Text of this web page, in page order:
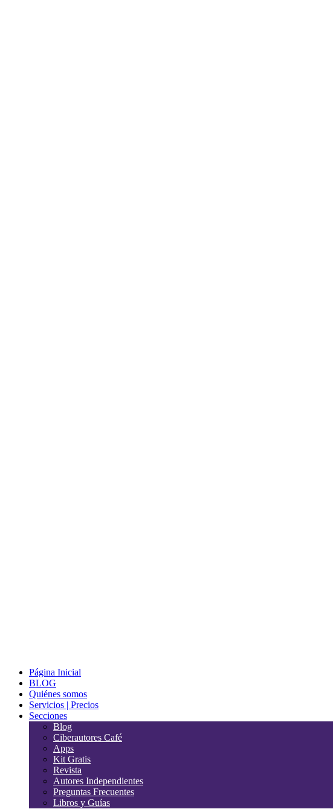
Página Inicial
BLOG
Quiénes somos
Servicios | Precios
Secciones
Blog
Ciberautores Café
Apps
Kit Gratis
Revista
Autores Independientes
Preguntas Frecuentes
Libros y Guías